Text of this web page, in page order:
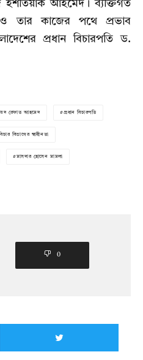
ইশতিয়াক আহমেদ। ব্যক্তিগত
তার কাজের পথে প্রভাব
প্রধান বিচারপতি ড.
রেফাত আহমেদ প্রধান বিচারপতি
বিভাগের স্বাধীনতা
মাসদার হোসেন মামলা
0